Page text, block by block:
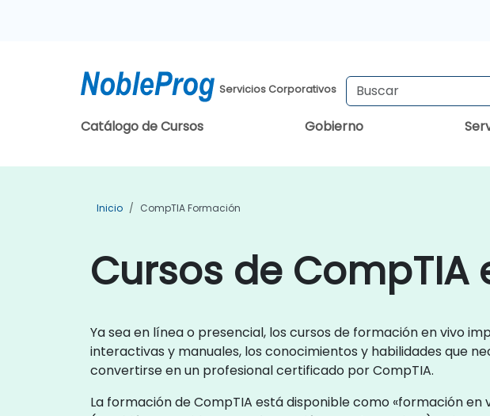
Servicios Corporativos
Catálogo de Cursos Gobierno
Inicio CompTIA Formación
Cursos de CompTIA
Ya sea en línea o presencial, los cursos de formación en vivo
interactivas y manuales, los conocimientos y habilidades que
convertirse en un profesional certificado por CompTIA.
La formación de CompTIA está disponible como «formación